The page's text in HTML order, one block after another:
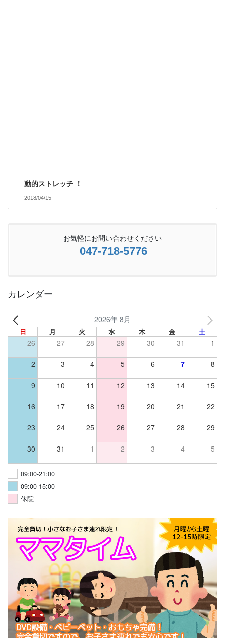
動的ストレッチ ！
2018/04/15
お気軽にお問い合わせください
047-718-5776
カレンダー
2026年 8月
日 月 火 水 木 金 土
26 27 28 29 30 31 1
2 3 4 5 6 7 8
9 10 11 12 13 14 15
16 17 18 19 20 21 22
23 24 25 26 27 28 29
30 31 1 2 3 4 5
09:00-21:00
09:00-15:00
休院